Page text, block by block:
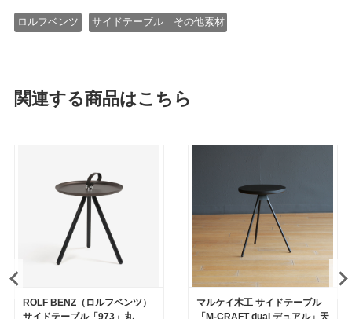
ロルフベンツ サイドテーブル その他素材
関連する商品はこちら
ROLF BENZ（ロルフベンツ）
サイドテーブル「973」丸
マルケイ木工 サイドテーブル
「M-CRAFT dual デュアル」天